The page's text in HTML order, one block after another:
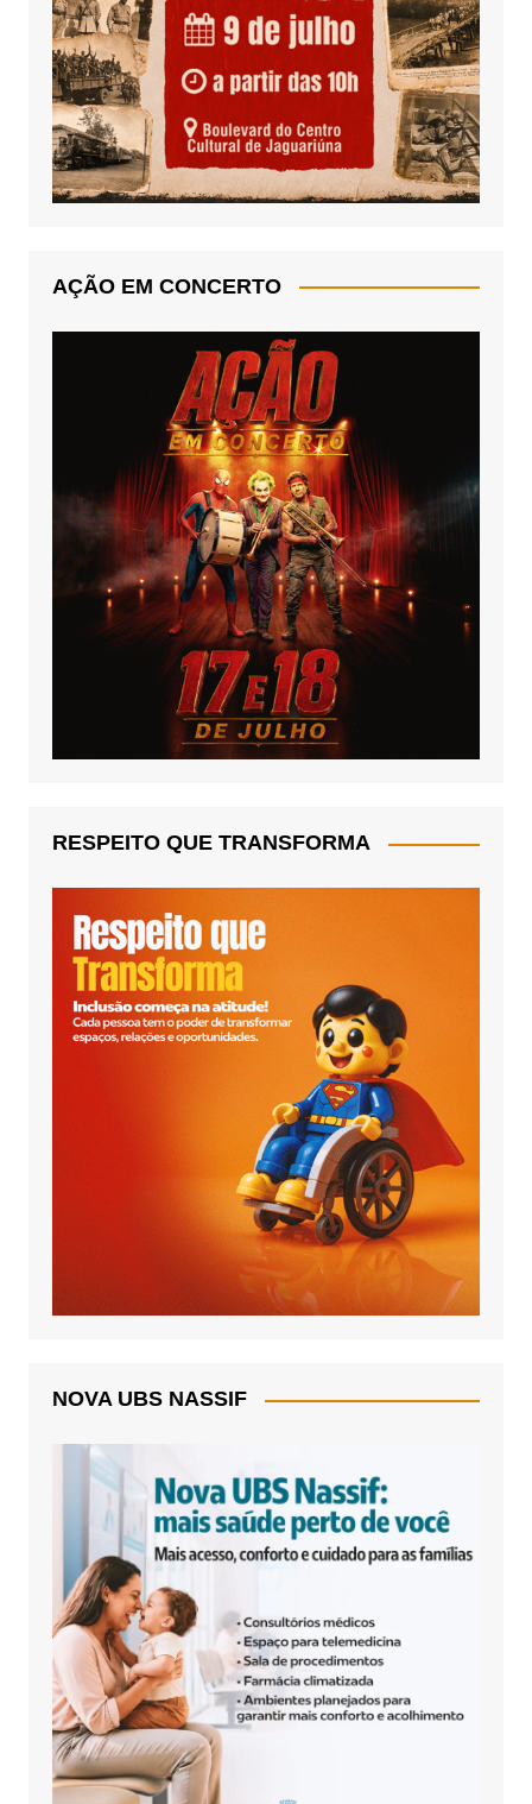
AÇÃO EM CONCERTO
RESPEITO QUE TRANSFORMA
NOVA UBS NASSIF